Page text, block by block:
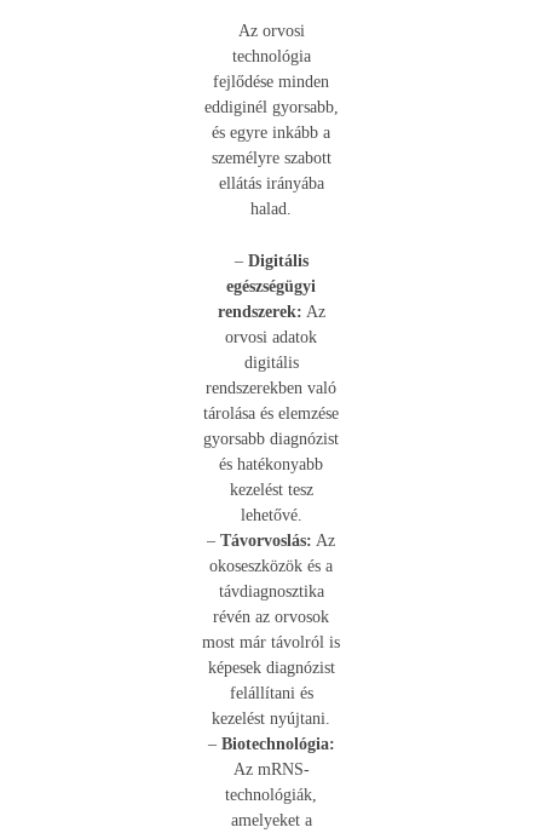
Az orvosi
technológia
fejlődése minden
eddiginél gyorsabb,
és egyre inkább a
személyre szabott
ellátás irányába
halad.
– Digitális
egészségügyi
rendszerek: Az
orvosi adatok
digitális
rendszerekben való
tárolása és elemzése
gyorsabb diagnózist
és hatékonyabb
kezelést tesz
lehetővé.
– Távorvoslás: Az
okoseszközök és a
távdiagnosztika
révén az orvosok
most már távolról is
képesek diagnózist
felállítani és
kezelést nyújtani.
– Biotechnológia:
Az mRNS-
technológiák,
amelyeket a